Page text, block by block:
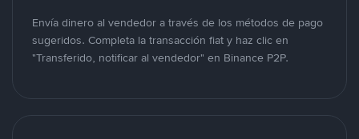
Envía dinero al vendedor a través de los métodos de pago
sugeridos. Completa la transacción fiat y haz clic en
"Transferido, notificar al vendedor" en Binance P2P.